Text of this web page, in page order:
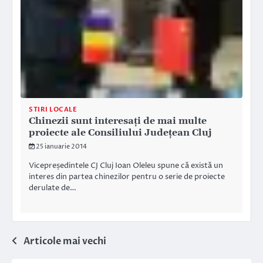
STIRI LOCALE
Chinezii sunt interesați de mai multe
proiecte ale Consiliului Judeţean Cluj
25 ianuarie 2014
Vicepreședintele CJ Cluj Ioan Oleleu spune că există un
interes din partea chinezilor pentru o serie de proiecte
derulate de…
Navigare
Articole mai vechi